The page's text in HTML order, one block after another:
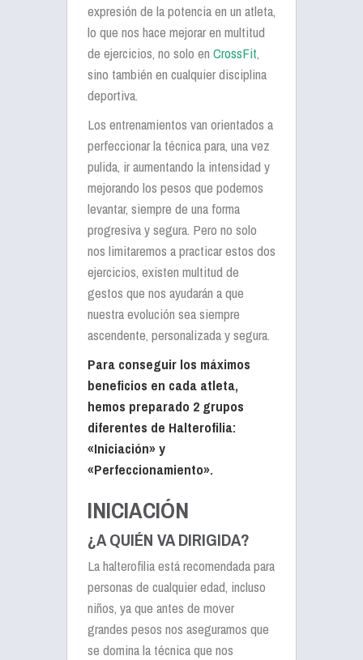
expresión de la potencia en un atleta,
lo que nos hace mejorar en multitud
de ejercicios, no solo en CrossFit,
sino también en cualquier disciplina
deportiva.
Los entrenamientos van orientados a
perfeccionar la técnica para, una vez
pulida, ir aumentando la intensidad y
mejorando los pesos que podemos
levantar, siempre de una forma
progresiva y segura. Pero no solo
nos limitaremos a practicar estos dos
ejercicios, existen multitud de
gestos que nos ayudarán a que
nuestra evolución sea siempre
ascendente, personalizada y segura.
Para conseguir los máximos
beneficios en cada atleta,
hemos preparado 2 grupos
diferentes de Halterofilia:
«Iniciación» y
«Perfeccionamiento».
INICIACIÓN
¿A QUIÉN VA DIRIGIDA?
La halterofilia está recomendada para
personas de cualquier edad, incluso
niños, ya que antes de mover
grandes pesos nos aseguramos que
se domina la técnica que nos